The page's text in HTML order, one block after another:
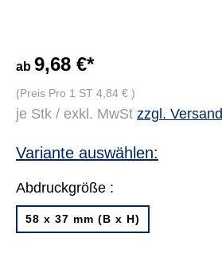
ab 9,68 €*
(Preis Pro 1 ST 4,84 € )
je Stk / exkl. MwSt zzgl. Versand
Variante auswählen:
Abdruckgröße :
58 x 37 mm (B x H)